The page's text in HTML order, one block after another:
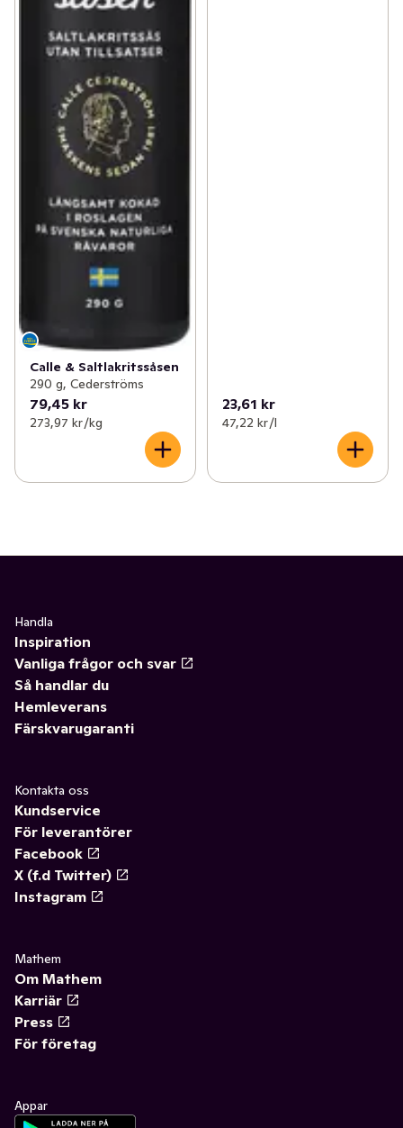
Calle & Saltlakritssåsen
290 g, Cederströms
79,45 kr
273,97 kr /kg
23,61 kr
47,22 kr /l
Handla
Inspiration
Vanliga frågor och svar
Så handlar du
Hemleverans
Färskvarugaranti
Kontakta oss
Kundservice
För leverantörer
Facebook
X (f.d Twitter)
Instagram
Mathem
Om Mathem
Karriär
Press
För företag
Appar